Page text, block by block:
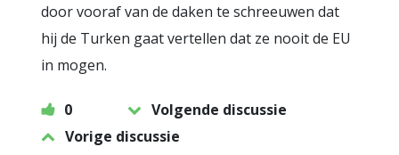
door vooraf van de daken te schreeuwen dat
hij de Turken gaat vertellen dat ze nooit de EU
in mogen.
0
Volgende discussie
Vorige discussie